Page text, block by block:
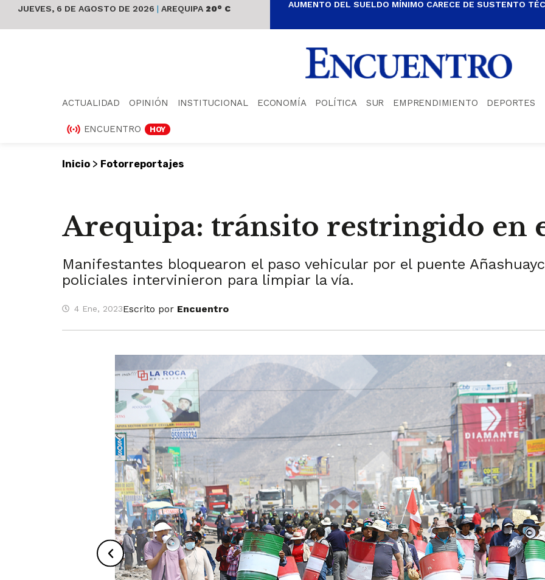
JUEVES, 6 DE AGOSTO DE 2026 | AREQUIPA 20° C AUMENTO DEL SUELDO MÍNIMO CARECE DE SUSTENTO
ACTUALIDAD OPINIÓN INSTITUCIONAL ECONOMÍA POLÍTICA SUR EMPRENDIMIENTO DEPORTES
ENCUENTRO HOY
Inicio > Fotorreportajes
Arequipa: tránsito restringido en
Manifestantes bloquearon el paso vehicular por el puente
policiales intervinieron para limpiar la vía.
4 Ene, 2023Escrito por Encuentro